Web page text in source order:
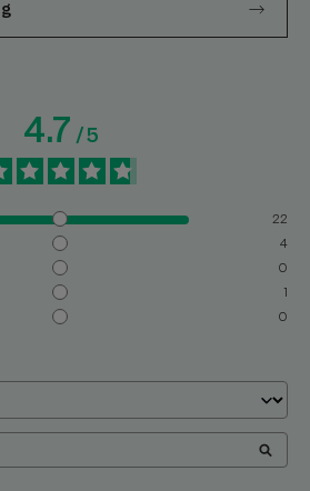
4.7/5
22
4
0
1
0